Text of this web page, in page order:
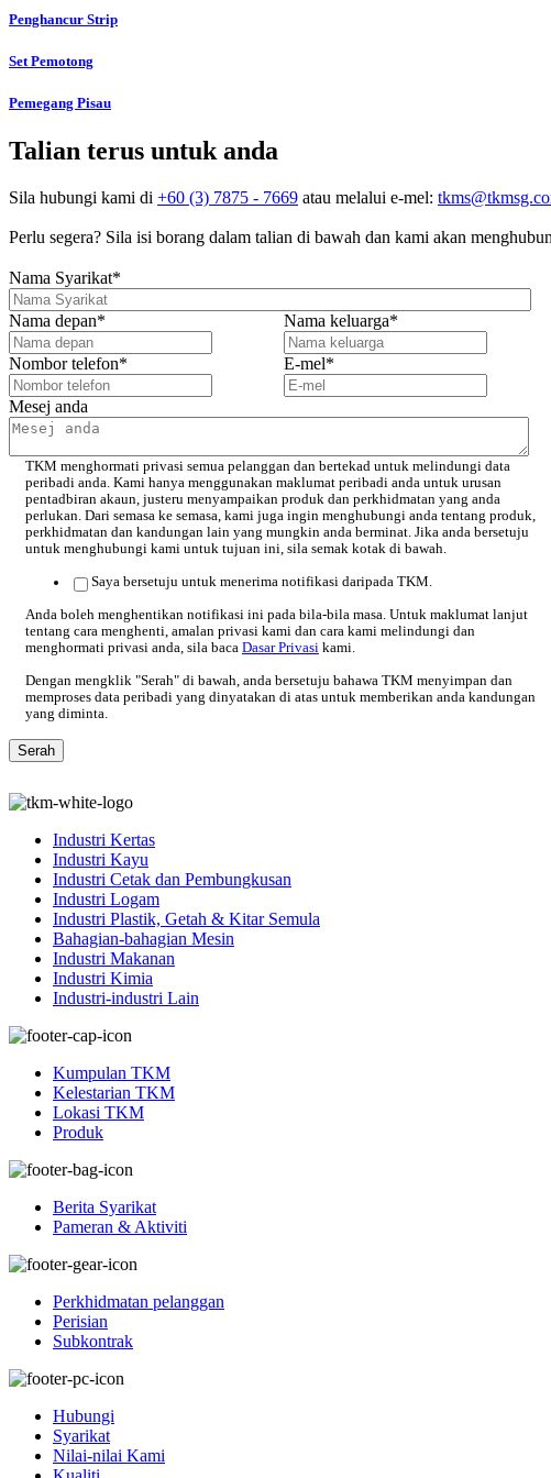
Penghancur Strip
Set Pemotong
Pemegang Pisau
Talian terus untuk anda
Sila hubungi kami di +60 (3) 7875 - 7669 atau melalui e-mel:
Perlu segera? Sila isi borang dalam talian di bawah dan kami akan
Nama Syarikat*
Nama depan* Nama keluarga*
Nombor telefon* E-mel*
Mesej anda
TKM menghormati privasi semua pelanggan dan bertekad untuk melindungi data
peribadi anda. Kami hanya menggunakan maklumat peribadi anda untuk urusan
pentadbiran akaun, justeru menyampaikan produk dan perkhidmatan yang anda
perlukan. Dari semasa ke semasa, kami juga ingin menghubungi anda tentang produk,
perkhidmatan dan kandungan lain yang mungkin anda berminat. Jika anda bersetuju
untuk menghubungi kami untuk tujuan ini, sila semak kotak di bawah.
Saya bersetuju untuk menerima notifikasi daripada TKM.
Anda boleh menghentikan notifikasi ini pada bila-bila masa. Untuk maklumat lanjut
tentang cara menghenti, amalan privasi kami dan cara kami melindungi dan
menghormati privasi anda, sila baca Dasar Privasi kami.
Dengan mengklik "Serah" di bawah, anda bersetuju bahawa TKM menyimpan dan
memproses data peribadi yang dinyatakan di atas untuk memberikan anda kandungan
yang diminta.
Industri Kertas
Industri Kayu
Industri Cetak dan Pembungkusan
Industri Logam
Industri Plastik, Getah & Kitar Semula
Bahagian-bahagian Mesin
Industri Makanan
Industri Kimia
Industri-industri Lain
Kumpulan TKM
Kelestarian TKM
Lokasi TKM
Produk
Berita Syarikat
Pameran & Aktiviti
Perkhidmatan pelanggan
Perisian
Subkontrak
Hubungi
Syarikat
Nilai-nilai Kami